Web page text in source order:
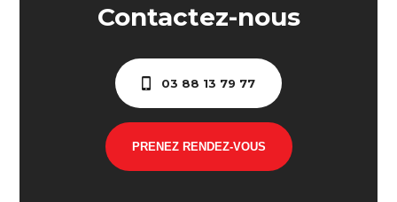
Contactez-nous
03 88 13 79 77
PRENEZ RENDEZ-VOUS